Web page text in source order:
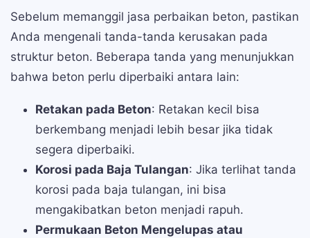
Sebelum memanggil jasa perbaikan beton, pastikan
Anda mengenali tanda-tanda kerusakan pada
struktur beton. Beberapa tanda yang menunjukkan
bahwa beton perlu diperbaiki antara lain:
Retakan pada Beton: Retakan kecil bisa
berkembang menjadi lebih besar jika tidak
segera diperbaiki.
Korosi pada Baja Tulangan: Jika terlihat tanda
korosi pada baja tulangan, ini bisa
mengakibatkan beton menjadi rapuh.
Permukaan Beton Mengelupas atau